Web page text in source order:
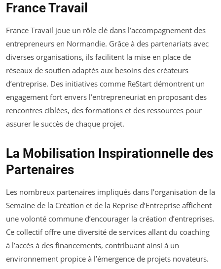
France Travail
France Travail joue un rôle clé dans l’accompagnement des
entrepreneurs en Normandie. Grâce à des partenariats avec
diverses organisations, ils facilitent la mise en place de
réseaux de soutien adaptés aux besoins des créateurs
d’entreprise. Des initiatives comme ReStart démontrent un
engagement fort envers l’entrepreneuriat en proposant des
rencontres ciblées, des formations et des ressources pour
assurer le succès de chaque projet.
La Mobilisation Inspirationnelle des
Partenaires
Les nombreux partenaires impliqués dans l’organisation de la
Semaine de la Création et de la Reprise d’Entreprise affichent
une volonté commune d’encourager la création d’entreprises.
Ce collectif offre une diversité de services allant du coaching
à l’accès à des financements, contribuant ainsi à un
environnement propice à l’émergence de projets novateurs.